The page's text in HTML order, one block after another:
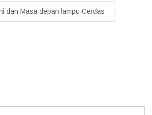
dan Masa depan lampu Cerdas